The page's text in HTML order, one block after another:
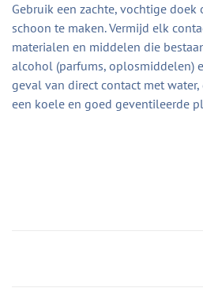
Gebruik een zachte, vochtige
schoon te maken. Vermijd elk
materialen en middelen die
alcohol (parfums, oplosmiddelen)
geval van direct contact met
een koele en goed geventileerde